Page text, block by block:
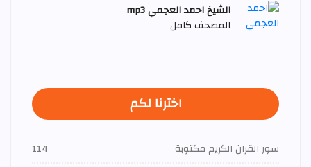
الشيخ احمد العجمي mp3
المصحف كامل
اخترنا لكم
سور القران الكريم مكتوبة
114